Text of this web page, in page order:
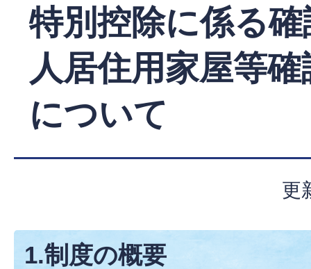
特別控除に係る
人居住用家屋等
について
更
1.制度の概要